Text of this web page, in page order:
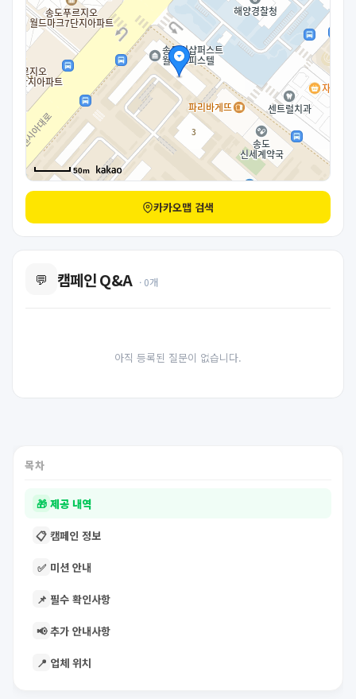
50m
카카오맵 검색
💬 캠페인 Q&A · 0개
아직 등록된 질문이 없습니다.
목차
🎁 제공 내역
📋 캠페인 정보
✅ 미션 안내
📌 필수 확인사항
📢 추가 안내사항
📍 업체 위치